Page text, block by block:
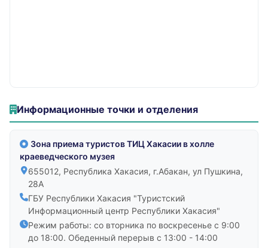
Информационные точки и отделения
Зона приема туристов ТИЦ Хакасии в холле
краеведческого музея
655012, Республика Хакасия, г.Абакан, ул Пушкина,
28А
ГБУ Республики Хакасия "Туристский
Информационный центр Республики Хакасия"
Режим работы: со вторника по воскресенье с 9:00
до 18:00. Обеденный перерыв с 13:00 - 14:00